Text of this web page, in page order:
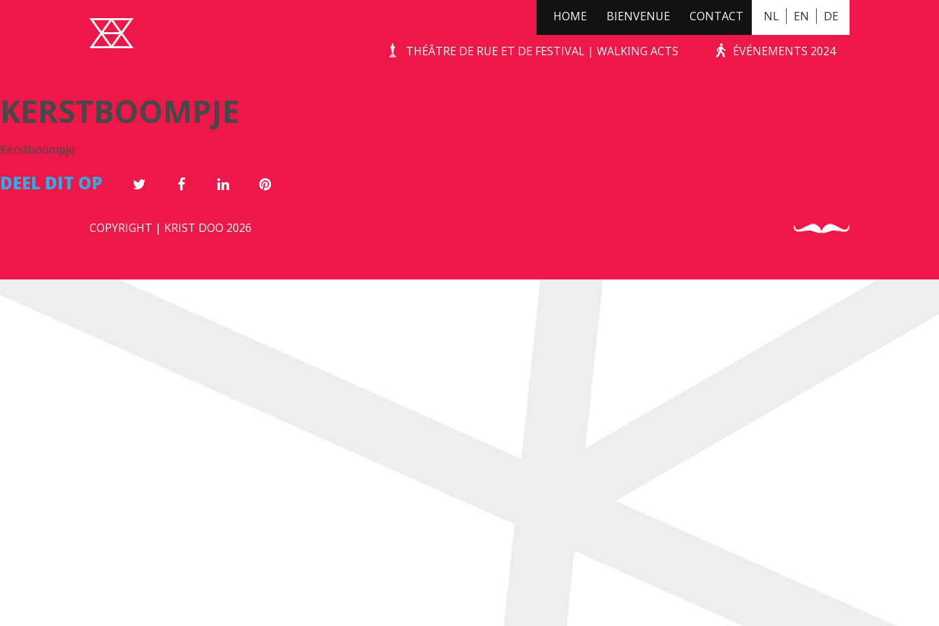
NL EN DE
HOME BIENVENUE CONTACT
THÉÂTRE DE RUE ET DE FESTIVAL | WALKING ACTS ÉVÉNEMENTS 2024
KERSTBOOMPJE
KERSTBOOMPJE
Kerstboompje
DEEL DIT OP
COPYRIGHT | KRIST DOO 2026